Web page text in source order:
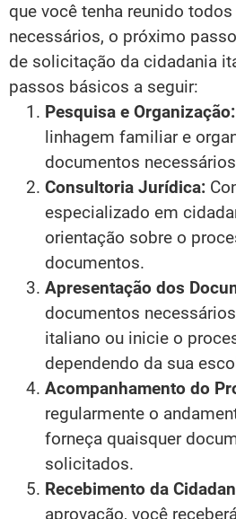
que você tenha reunido
necessários, o próximo
de solicitação da cidadania
passos básicos a seguir:
Pesquisa e Organização:
linhagem familiar e
documentos
Consultoria Jurídica:
especializado em
orientação sobre o
documentos.
Apresentação dos
documentos
italiano ou inicie o
dependendo da sua
Acompanhamento do
regularmente o
forneça quaisquer
solicitados.
Recebimento da
aprovação, você